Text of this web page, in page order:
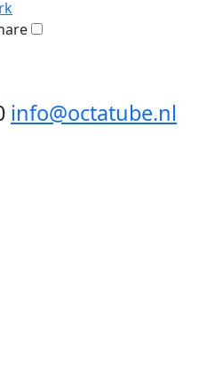
info@octatube.nl